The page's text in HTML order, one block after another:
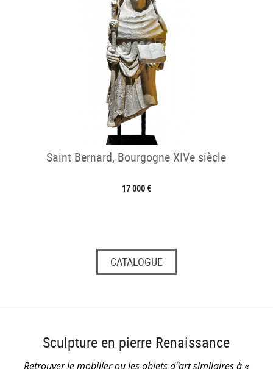
Saint Bernard, Bourgogne XIVe siècle
17 000 €
CATALOGUE
Sculpture en pierre Renaissance
Retrouver le mobilier ou les objets d''art similaires à «